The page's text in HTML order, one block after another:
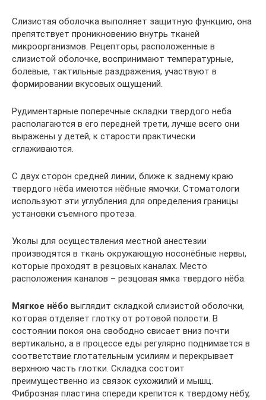
Слизистая оболочка выполняет защитную функцию, она
препятствует проникновению внутрь тканей
микроорганизмов. Рецепторы, расположенные в
слизистой оболочке, воспринимают температурные,
болевые, тактильные раздражения, участвуют в
формировании вкусовых ощущений.
Рудиментарные поперечные складки твердого неба
располагаются в его передней трети, лучше всего они
выражены у детей, к старости практически
сглаживаются.
С двух сторон средней линии, ближе к заднему краю
твердого нёба имеются нёбные ямочки. Стоматологи
используют эти углубления для определения границы
установки съемного протеза.
Уколы для осуществления местной анестезии
производятся в ткань окружающую носонёбные нервы,
которые проходят в резцовых каналах. Место
расположения каналов – резцовая ямка твердого нёба.
Мягкое нёбо выглядит складкой слизистой оболочки,
которая отделяет глотку от ротовой полости. В
состоянии покоя она свободно свисает вниз почти
вертикально, а в процессе еды регулярно поднимается в
соответствие глотательным усилиям и перекрывает
верхнюю часть глотки. Складка состоит
преимущественно из связок сухожилий и мышц.
Фиброзная пластина спереди крепится к твердому нёбу,